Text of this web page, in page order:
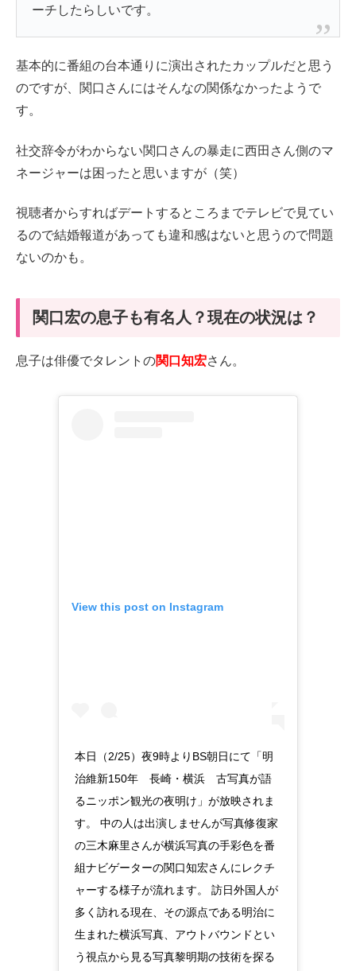
ーチしたらしいです。
基本的に番組の台本通りに演出されたカップルだと思う
のですが、関口さんにはそんなの関係なかったようで
す。
社交辞令がわからない関口さんの暴走に西田さん側のマ
ネージャーは困ったと思いますが（笑）
視聴者からすればデートするところまでテレビで見てい
るので結婚報道があっても違和感はないと思うので問題
ないのかも。
関口宏の息子も有名人？現在の状況は？
息子は俳優でタレントの関口知宏さん。
View this post on Instagram
本日（2/25）夜9時よりBS朝日にて「明
治維新150年 長崎・横浜 古写真が語
るニッポン観光の夜明け」が放映されま
す。 中の人は出演しませんが写真修復家
の三木麻里さんが横浜写真の手彩色を番
組ナビゲーターの関口知宏さんにレクチ
ャーする様子が流れます。 訪日外国人が
多く訪れる現在、その源点である明治に
生まれた横浜写真、アウトバウンドとい
う視点から見る写真黎明期の技術を探る